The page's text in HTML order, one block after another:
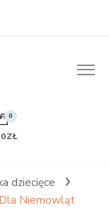
0
dziecięce
Niemowląt